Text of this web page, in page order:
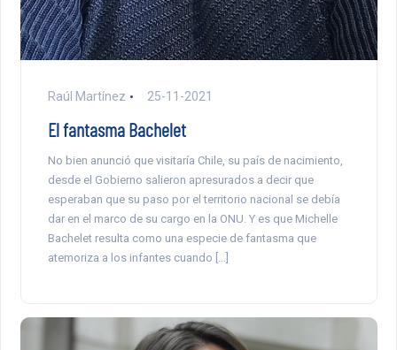
Raúl Martínez 25-11-2021
El fantasma Bachelet
No bien anunció que visitaría Chile, su país de nacimiento,
desde el Gobierno salieron apresurados a decir que
esperaban que su paso por el territorio nacional se debía
dar en el marco de su cargo en la ONU. Y es que Michelle
Bachelet resulta como una especie de fantasma que
atemoriza a los infantes cuando […]